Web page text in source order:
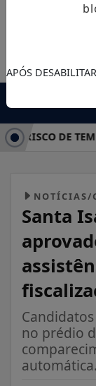
DE
NOTÍCIAS/
Santa
no prédio
automática.
APÓS